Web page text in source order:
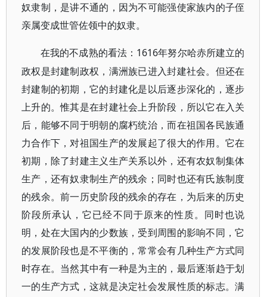
奴隶制，是讲不通的，因为不可能强使家族内的子侄
亲属变成世管佐领中的奴隶。
在我的不成熟的看法： 1616年努尔哈赤所建立的
政权是封建制政权，满洲族已进入封建社会。但还在
封建制的初期，它的封建化是以后逐步深化的，逐步
上升的。惟其是在封建社会上升阶段，所以它在入关
后，能够不同于明朝的腐朽统治，而在祖国各民族通
力合作下，对祖国生产的发展起了很大的作用。它在
初期，除了封建主义生产关系以外，还有农奴制集体
生产，还有奴隶制生产的残余；同时也还有氏族制度
的残余。前一历史阶段的残余的存在，为后来的历史
阶段所承认，它已经不同于原来的性质。同时也说
明，处在大国内的少数族，受到周围的影响不同，它
的发展阶段也是不平衡的，常常会有几种生产方式同
时存在。当然其中有一种是为主的，最后逐渐趋于划
一的生产方式，这就是决定社会发展性质的标志。满